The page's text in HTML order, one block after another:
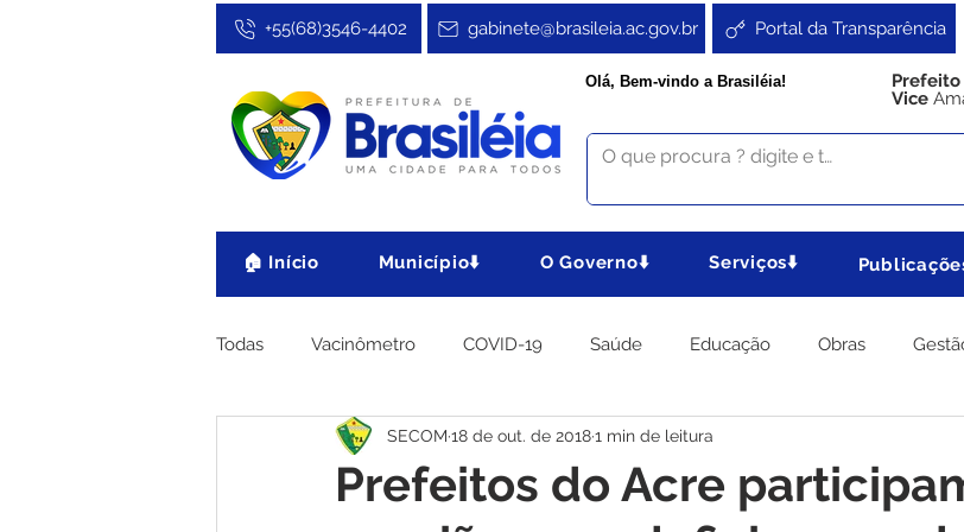
Portal da Transparência
gabinete@brasileia.ac.gov.br
+55(68)3546-4402
Olá, Bem-vindo a Brasiléia! Prefeito
Vice
🏠 Início Município⬇️ O Governo⬇️ Serviços⬇️
Todas Vacinômetro COVID-19 Saúde Educação Obras
Cultura, Festa e Esporte No Gabinete Agricultura e Produção
Prefeitos do Acre
SECOM 18 de out. de 20181 min de leitura